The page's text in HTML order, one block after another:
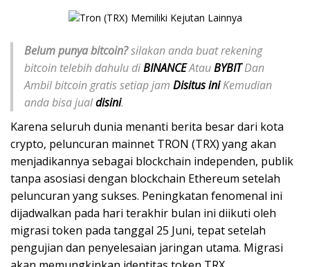
Belum punya bitcoin?silakan anda buat rekening
bitcoin telebih dahulu diBINANCEAtauBYBITDan
Ambil bitcoin gratis setiap jam Disitus iniKemudian
anda bisa jualdisini.
Karena seluruh dunia menanti berita besar dari kota
crypto, peluncuran mainnet TRON (TRX) yang akan
menjadikannya sebagai blockchain independen, publik
tanpa asosiasi dengan blockchain Ethereum setelah
peluncuran yang sukses. Peningkatan fenomenal ini
dijadwalkan pada hari terakhir bulan ini diikuti oleh
migrasi token pada tanggal 25 Juni, tepat setelah
pengujian dan penyelesaian jaringan utama. Migrasi